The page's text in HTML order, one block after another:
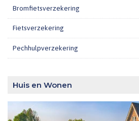
Bromfietsverzekering
Fietsverzekering
Pechhulpverzekering
Huis en Wonen